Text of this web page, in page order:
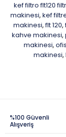
kef filtro flt120
makinesi, kef
makinesi, flt 120,
kahve makinesi,
makinesi,
makinesi,
%100 Güvenli
Alışveriş